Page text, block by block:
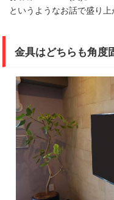
というようなお話で盛り上
金具はどちらも角度